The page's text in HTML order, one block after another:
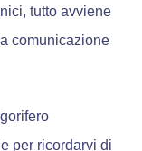
tutto avviene
comunicazione
per ricordarvi di